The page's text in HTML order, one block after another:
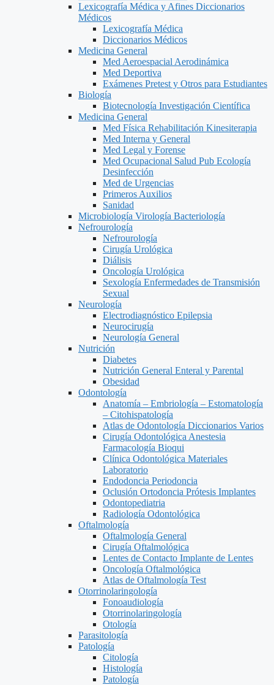
Lexicografía Médica y Afines Diccionarios
Médicos
Lexicografía Médica
Diccionarios Médicos
Medicina General
Med Aeroespacial Aerodinámica
Med Deportiva
Exámenes Pretest y Otros para Estudiantes
Biología
Biotecnología Investigación Científica
Medicina General
Med Física Rehabilitación Kinesiterapia
Med Interna y General
Med Legal y Forense
Med Ocupacional Salud Pub Ecología
Desinfección
Med de Urgencias
Primeros Auxilios
Sanidad
Microbiología Virología Bacteriología
Nefrourología
Nefrourología
Cirugía Urológica
Diálisis
Oncología Urológica
Sexología Enfermedades de Transmisión
Sexual
Neurología
Electrodiagnóstico Epilepsia
Neurocirugía
Neurología General
Nutrición
Diabetes
Nutrición General Enteral y Parental
Obesidad
Odontología
Anatomía – Embriología – Estomatología
– Citohispatología
Atlas de Odontología Diccionarios Varios
Cirugía Odontológica Anestesia
Farmacología Bioqui
Clínica Odontológica Materiales
Laboratorio
Endodoncia Periodoncia
Oclusión Ortodoncia Prótesis Implantes
Odontopediatria
Radiología Odontológica
Oftalmología
Oftalmología General
Cirugía Oftalmológica
Lentes de Contacto Implante de Lentes
Oncología Oftalmológica
Atlas de Oftalmología Test
Otorrinolaringología
Fonoaudiología
Otorrinolaringología
Otología
Parasitología
Patología
Citología
Histología
Patología